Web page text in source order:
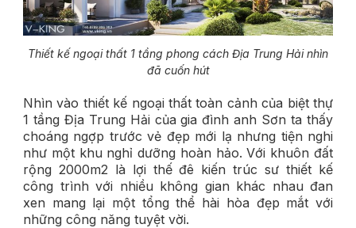
Thiết kế ngoại thất 1 tầng phong cách Địa Trung Hải nhìn
đã cuốn hút
Nhìn vào thiết kế ngoại thất toàn cảnh của biệt thự
1 tầng Địa Trung Hải của gia đình anh Sơn ta thấy
choáng ngợp trước vẻ đẹp mới lạ nhưng tiện nghi
như một khu nghỉ dưỡng hoàn hảo. Với khuôn đất
rộng 2000m2 là lợi thế đê kiến trúc sư thiết kế
công trình với nhiều không gian khác nhau đan
xen mang lại một tổng thể hài hòa đẹp mắt với
những công năng tuyệt vời.